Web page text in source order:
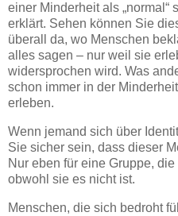
einer Minderheit als „normal“
erklärt. Sehen können Sie
überall da, wo Menschen
alles sagen – nur weil sie
widersprochen wird. Was
schon immer in der
erleben.
Wenn jemand sich über
Sie sicher sein, dass dieser
Nur eben für eine Gruppe,
obwohl sie es nicht ist.
Menschen, die sich bedroht